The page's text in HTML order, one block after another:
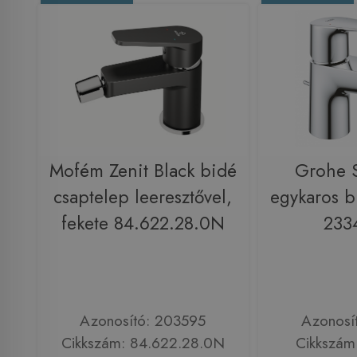
Mofém Zenit Black bidé
csaptelep leeresztővel,
fekete 84.622.28.0N
Azonosító: 203595
Cikkszám: 84.622.28.0N
Grohe
egykaros